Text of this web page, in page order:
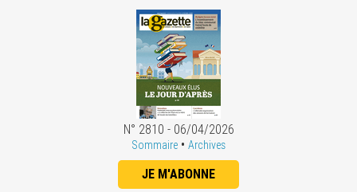
N° 2810 - 06/04/2026
Sommaire • Archives
JE M'ABONNE